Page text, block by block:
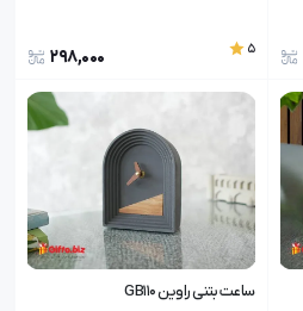
5
298,000
ساعت بتنی راوین GB110